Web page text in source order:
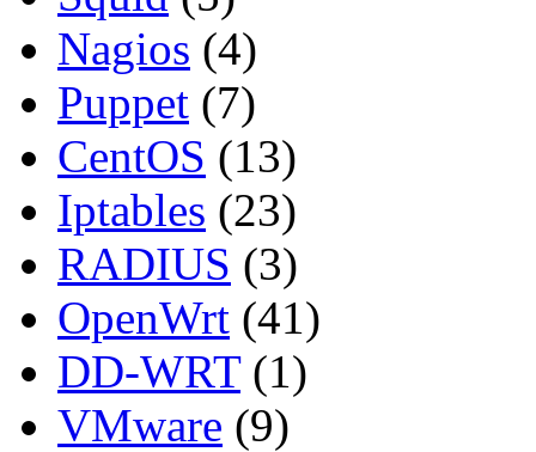
Nagios (4)
Puppet (7)
CentOS (13)
Iptables (23)
RADIUS (3)
OpenWrt (41)
DD-WRT(1)
VMware (9)